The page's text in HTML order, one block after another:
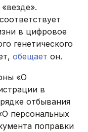
в цифровое
генетического
обещает он.
«О
в
отбывания
персональных
поправки